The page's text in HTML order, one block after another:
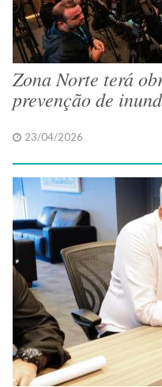
Zona Norte terá
prevenção de
23/04/2026